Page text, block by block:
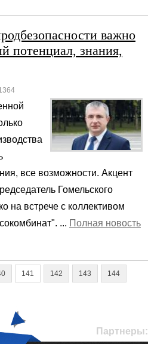
важно
потенциал, знания,
все возможности. Акцент
Гомельского
на встрече с коллективом
... Полная новость
141 142 143 144
Партнеры: